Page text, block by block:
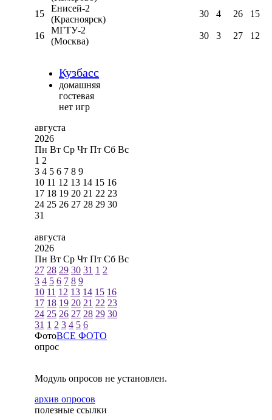
15
Енисей-2
(Красноярск)
30 4 26 15
16
МГТУ-2
(Москва)
30 3 27 12
Кузбасс
домашняя
гостевая
нет игр
августа
2026
Пн Вт Ср Чт Пт Сб Вс
1 2
3 4 5 6 7 8 9
10 11 12 13 14 15 16
17 18 19 20 21 22 23
24 25 26 27 28 29 30
31
августа
2026
Пн Вт Ср Чт Пт Сб Вс
27 28 29 30 31 1 2
3 4 5 6 7 8 9
10 11 12 13 14 15 16
17 18 19 20 21 22 23
24 25 26 27 28 29 30
31 1 2 3 4 5 6
ФотоВСЕ ФОТО
опрос
Модуль опросов не установлен.
архив опросов
полезные ссылки